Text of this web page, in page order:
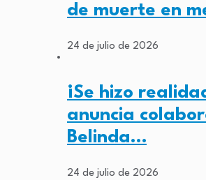
de muerte en
24 de julio de 2026
¡Se hizo
anuncia
Belinda…
24 de julio de 2026